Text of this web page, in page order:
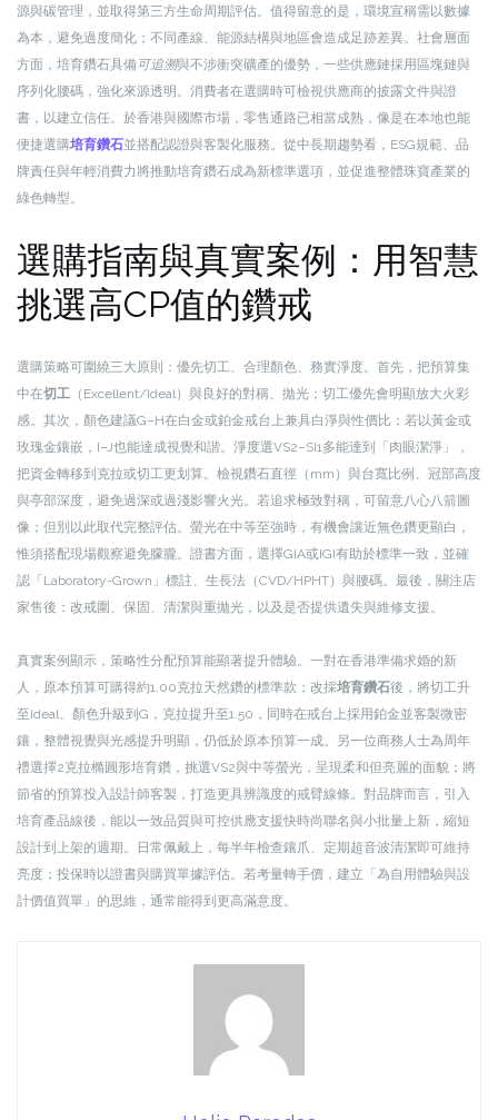
源與碳管理，並取得第三方生命周期評估。值得留意的是，環境宣稱需以數據
為本，避免過度簡化；不同產線、能源結構與地區會造成足跡差異。社會層面
方面，培育鑽石具備可追溯與不涉衝突礦產的優勢，一些供應鏈採用區塊鏈與
序列化腰碼，強化來源透明。消費者在選購時可檢視供應商的披露文件與證
書，以建立信任。於香港與國際市場，零售通路已相當成熟，像是在本地也能
便捷選購培育鑽石並搭配認證與客製化服務。從中長期趨勢看，ESG規範、品
牌責任與年輕消費力將推動培育鑽石成為新標準選項，並促進整體珠寶產業的
綠色轉型。
選購指南與真實案例：用智慧
挑選高CP值的鑽戒
選購策略可圍繞三大原則：優先切工、合理顏色、務實淨度。首先，把預算集
中在切工 （Excellent/Ideal）與良好的對稱、拋光；切工優先會明顯放大火彩
感。其次，顏色建議G–H在白金或鉑金戒台上兼具白淨與性價比；若以黃金或
玫瑰金鑲嵌，I–J也能達成視覺和諧。淨度選VS2–SI1多能達到「肉眼潔淨」，
把資金轉移到克拉或切工更划算。檢視鑽石直徑（mm）與台寬比例、冠部高度
與亭部深度，避免過深或過淺影響火光。若追求極致對稱，可留意八心八箭圖
像；但別以此取代完整評估。螢光在中等至強時，有機會讓近無色鑽更顯白，
惟須搭配現場觀察避免朦朧。證書方面，選擇GIA或IGI有助於標準一致，並確
認「Laboratory-Grown」標註、生長法（CVD/HPHT）與腰碼。最後，關注店
家售後：改戒圍、保固、清潔與重拋光，以及是否提供遺失與維修支援。
真實案例顯示，策略性分配預算能顯著提升體驗。一對在香港準備求婚的新
人，原本預算可購得約1.00克拉天然鑽的標準款；改採培育鑽石後，將切工升
至Ideal、顏色升級到G，克拉提升至1.50，同時在戒台上採用鉑金並客製微密
鑲，整體視覺與光感提升明顯，仍低於原本預算一成。另一位商務人士為周年
禮選擇2克拉橢圓形培育鑽，挑選VS2與中等螢光，呈現柔和但亮麗的面貌；將
節省的預算投入設計師客製，打造更具辨識度的戒臂線條。對品牌而言，引入
培育產品線後，能以一致品質與可控供應支援快時尚聯名與小批量上新，縮短
設計到上架的週期。日常佩戴上，每半年檢查鑲爪、定期超音波清潔即可維持
亮度；投保時以證書與購買單據評估。若考量轉手價，建立「為自用體驗與設
計價值買單」的思維，通常能得到更高滿意度。